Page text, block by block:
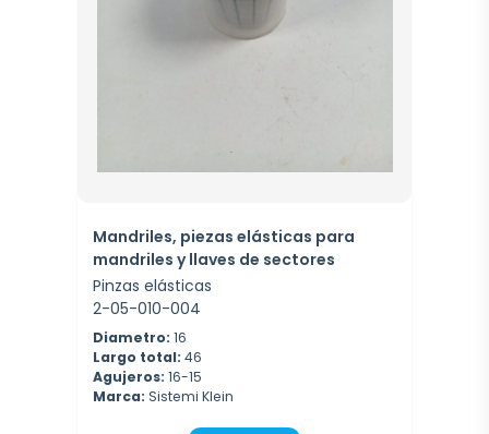
Mandriles, piezas elásticas para
mandriles y llaves de sectores
Pinzas elásticas
2-05-010-004
Diametro: 16
Largo total: 46
Agujeros: 16-15
Marca: Sistemi Klein